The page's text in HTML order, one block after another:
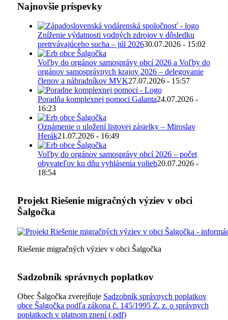
Najnovšie príspevky
Zníženie výdatnosti vodných zdrojov v dôsledku
pretrvávajúceho sucha – júl 202630.07.2026 - 15:02
Voľby do orgánov samosprávy obcí 2026 a Voľby do
orgánov samosprávnych krajov 2026 – delegovanie
členov a náhradníkov MVK27.07.2026 - 15:57
Poradňa komplexnej pomoci Galanta24.07.2026 -
16:23
Oznámenie o uložení listovej zásielky – Miroslav
Herák21.07.2026 - 16:49
Voľby do orgánov samosprávy obcí 2026 – počet
obyvateľov ku dňu vyhlásenia volieb20.07.2026 -
18:54
Projekt Riešenie migračných výziev v obci
Šalgočka
Riešenie migračných výziev v obci Šalgočka
Sadzobník správnych poplatkov
Obec Šalgočka zverejňuje Sadzobník správnych poplatkov
obce Šalgočka podľa zákona č. 145/1995 Z. z. o správnych
poplatkoch v platnom znení (.pdf)